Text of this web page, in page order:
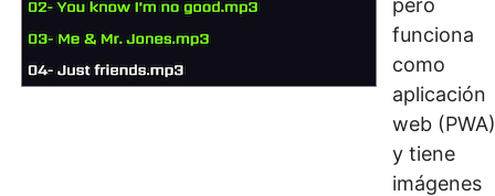
pero
funciona
como
aplicación
web (PWA)
y tiene
imágenes